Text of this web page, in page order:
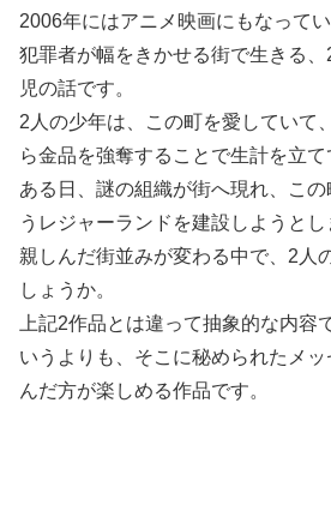
2006年にはアニメ映画にもなってい
犯罪者が幅をきかせる街で生きる
児の話です。
2人の少年は、この町を愛していて
ら金品を強奪することで生計を立て
ある日、謎の組織が街へ現れ、こ
うレジャーランドを建設しようとし
親しんだ街並みが変わる中で、2人
しょうか。
上記2作品とは違って抽象的な内容
いうよりも、そこに秘められたメ
んだ方が楽しめる作品です。